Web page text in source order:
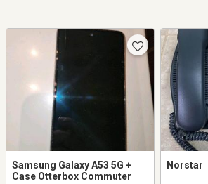
Samsung Galaxy A53 5G +
Case Otterbox Commuter
Norstar